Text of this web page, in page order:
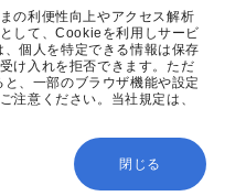
の利便性向上やアクセス解析
して、Cookieを利用しサービ
個人を特定できる情報は保存
け入れを拒否できます。ただ
、一部のブラウザ機能や設定
注意ください。当社規定は、
閉じる